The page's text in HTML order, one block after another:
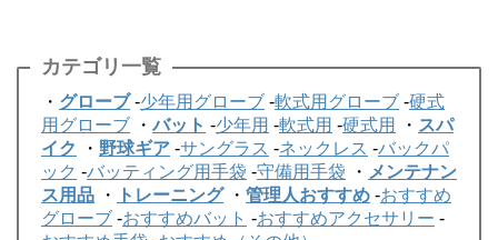
カテゴリ一覧
・ グローブ-少年用グローブ -軟式用グローブ -硬式
用グローブ ・ バット -少年用 -軟式用 -硬式用 ・ スパ
イク
・ 野球ギア -サングラス -ネックレス -バックパ
ック -バッティング用手袋 -守備用手袋 ・ メンテナン
ス用品 ・ トレーニング・ 管理人おすすめ -おすすめ
グローブ -おすすめバット -おすすめアクセサリー -